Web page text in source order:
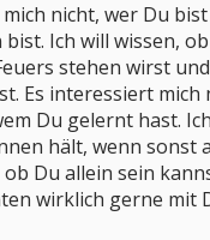
nicht, wer Du
Ich will wissen,
stehen wirst
Es interessiert mich
Du gelernt hast.
hält, wenn sonst
ob Du allein sein
wirklich gerne mit